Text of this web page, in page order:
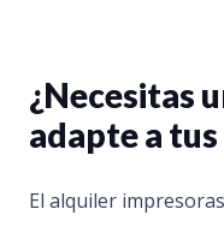
¿Necesitas
adapte a
El alquiler